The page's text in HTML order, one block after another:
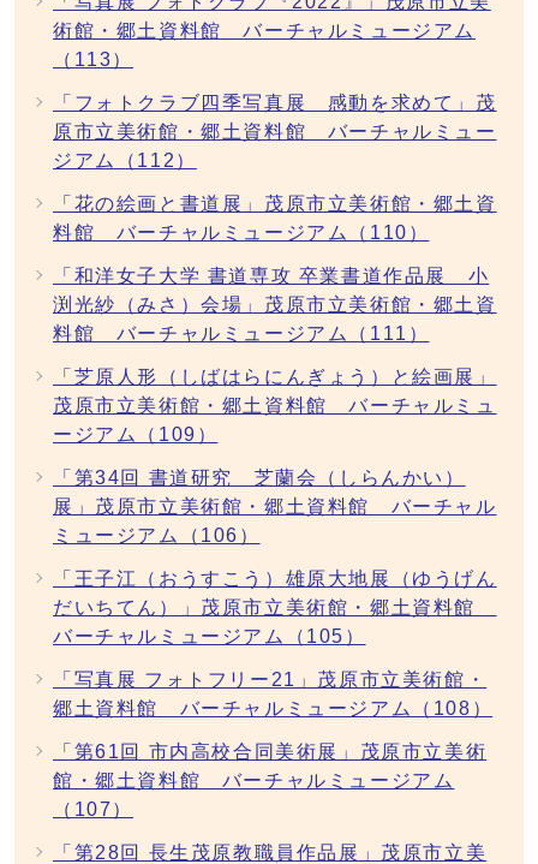
術館・郷土資料館 バーチャルミュージアム
（113）
「フォトクラブ四季写真展 感動を求めて」茂
原市立美術館・郷土資料館 バーチャルミュー
ジアム（112）
「花の絵画と書道展」茂原市立美術館・郷土資
料館 バーチャルミュージアム（110）
「和洋女子大学 書道専攻 卒業書道作品展 小
渕光紗（みさ）会場」茂原市立美術館・郷土資
料館 バーチャルミュージアム（111）
「芝原人形（しばはらにんぎょう）と絵画展」
茂原市立美術館・郷土資料館 バーチャルミュ
ージアム（109）
「第34回 書道研究 芝蘭会（しらんかい）
展」茂原市立美術館・郷土資料館 バーチャル
ミュージアム（106）
「王子江（おうすこう）雄原大地展（ゆうげん
だいちてん）」茂原市立美術館・郷土資料館
バーチャルミュージアム（105）
「写真展 フォトフリー21」茂原市立美術館・
郷土資料館 バーチャルミュージアム（108）
「第61回 市内高校合同美術展」茂原市立美術
館・郷土資料館 バーチャルミュージアム
（107）
「第28回 長生茂原教職員作品展」茂原市立美